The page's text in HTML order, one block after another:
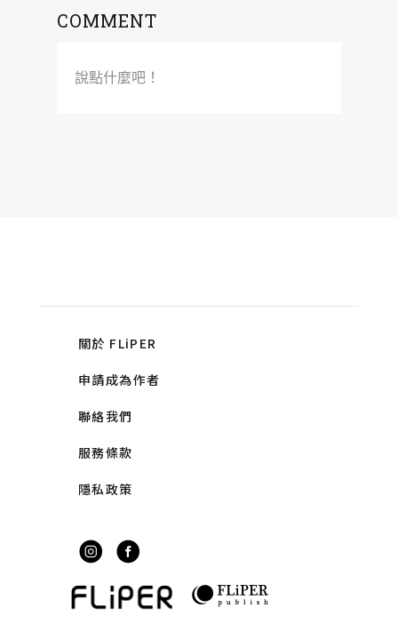
COMMENT
說點什麼吧！
關於 FLiPER
申請成為作者
聯絡我們
服務條款
隱私政策